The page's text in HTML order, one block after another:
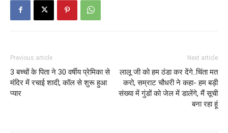
Previous article
3 बच्चों के पिता ने 30 वर्षीय प्रेमिका से
मंदिर में रचाई शादी, कॉल से शुरू हुआ
प्यार
Next article
लालू जी को हम ठंडा कर देंगे..चिंता मत
करो, सम्राट चौधरी ने कहा- हम बड़ी
संख्या में गुंडों को जेल में डालेंगे, मैं सूची
बना रहा हूं